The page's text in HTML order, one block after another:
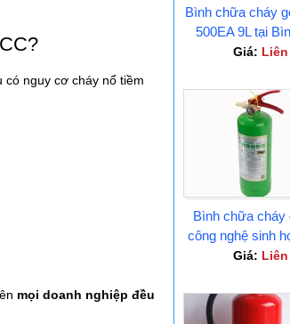
có nguy cơ cháy nổ tiềm
mọi doanh nghiệp đều
Bình chữa cháy
500EA 9L tại
Giá:
Bình chữa
công nghệ sinh
Dương
Giá: